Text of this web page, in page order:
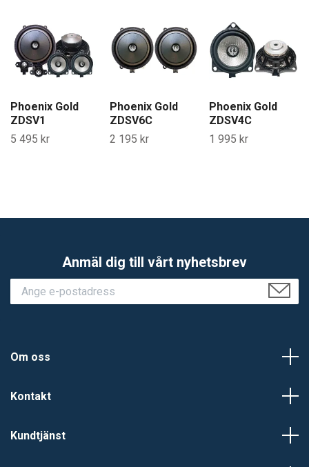
Phoenix Gold
ZDSV1
5 495 kr
Phoenix Gold
ZDSV6C
2 195 kr
Phoenix Gold
ZDSV4C
1 995 kr
Anmäl dig till vårt nyhetsbrev
Om oss
Kontakt
Kundtjänst